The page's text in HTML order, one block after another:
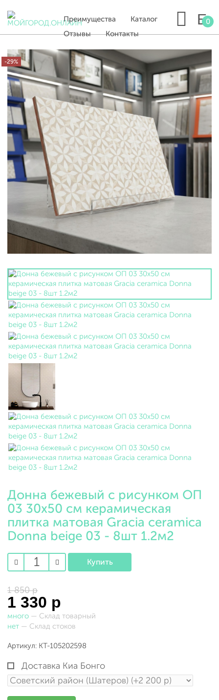
Преимущества
Каталог
Отзывы
Контакты
0
-29%
Донна бежевый с рисунком ОП
03 30х50 см керамическая
плитка матовая Gracia ceramica
Donna beige 03 - 8шт 1.2м2
1 850 р
1 330 р
много — Склад товарный
нет — Склад стоков
Артикул: КТ-105202598
Доставка Киа Бонго